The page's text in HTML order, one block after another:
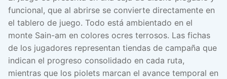
funcional, que al abrirse se convierte directamente en
el tablero de juego. Todo está ambientado en el
monte Sain-am en colores ocres terrosos. Las fichas
de los jugadores representan tiendas de campaña que
indican el progreso consolidado en cada ruta,
mientras que los piolets marcan el avance temporal en